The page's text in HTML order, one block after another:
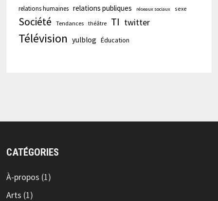
relations humaines relations publiques réseaux sociaux sexe
Société Tendances théâtre TI twitter
Télévision yulblog Éducation
CATÉGORIES
À-propos (1)
Arts (1)